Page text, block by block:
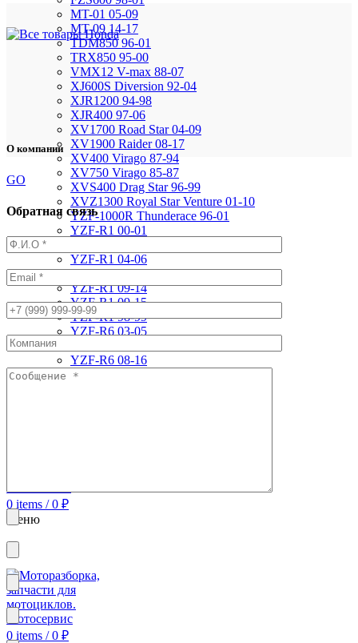
MT-01 05-09
MT-09 14-17
TDM850 96-01
TRX850 95-00
VMX12 V-max 88-07
XJ600S Diversion 92-04
XJR1200 94-98
XJR400 97-06
XV1700 Road Star 04-09
XV1900 Raider 08-17
XV400 Virago 87-94
XV750 Virago 85-87
XVS400 Drag Star 96-99
XVZ1300 Royal Star Venture 01-10
YZF-1000R Thunderace 96-01
YZF-R1 00-01
YZF-R1 04-06
YZF-R1 07-08
YZF-R1 09-14
YZF-R1 09-15
YZF-R1 98-99
YZF-R6 03-05
YZF-R6 08-16
YZF-R6 99-00
0 items / 0 ₽
Меню
0 items / 0 ₽
О компании
GO
Обратная связь